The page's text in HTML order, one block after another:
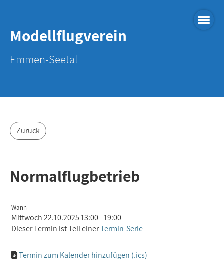
Modellflugverein
Emmen-Seetal
Zurück
Normalflugbetrieb
Wann
Mittwoch 22.10.2025 13:00 - 19:00
Dieser Termin ist Teil einerTermin-Serie
Termin zum Kalender hinzufügen (.ics)